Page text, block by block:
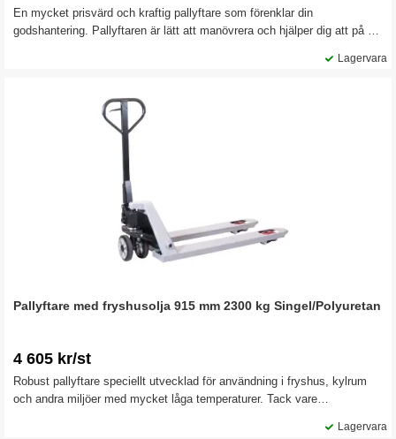
En mycket prisvärd och kraftig pallyftare som förenklar din
godshantering. Pallyftaren är lätt att manövrera och hjälper dig att på ett
Lagervara
Pallyftare med fryshusolja 915 mm 2300 kg Singel/Polyuretan
4 605 kr/st
Robust pallyftare speciellt utvecklad för användning i fryshus, kylrum
och andra miljöer med mycket låga temperaturer. Tack vare
Lagervara